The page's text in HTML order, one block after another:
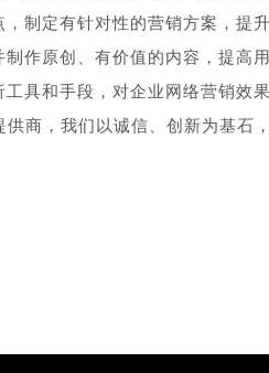
，制定有针对性的营销方案，提
作原创、有价值的内容，提高
工具和手段，对企业网络营销效
商，我们以诚信、创新为基石